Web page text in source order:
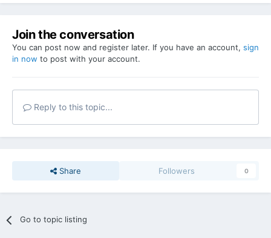
Join the conversation
You can post now and register later. If you have an account, sign
in now to post with your account.
Reply to this topic...
Share Followers 0
Go to topic listing